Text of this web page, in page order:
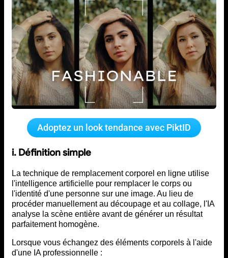
Adoptez un look tendance avec PiktID
i. Définition simple
La technique de remplacement corporel en ligne utilise
l'intelligence artificielle pour remplacer le corps ou
l'identité d'une personne sur une image. Au lieu de
procéder manuellement au découpage et au collage, l'IA
analyse la scène entière avant de générer un résultat
parfaitement homogène.
Lorsque vous échangez des éléments corporels à l'aide
d'une IA professionnelle :